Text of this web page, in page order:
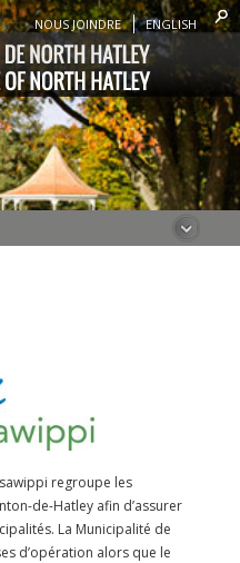
NOUS JOINDRE ENGLISH
regroupe les
de-Hatley afin d’assurer
La Municipalité de
d’opération alors que le